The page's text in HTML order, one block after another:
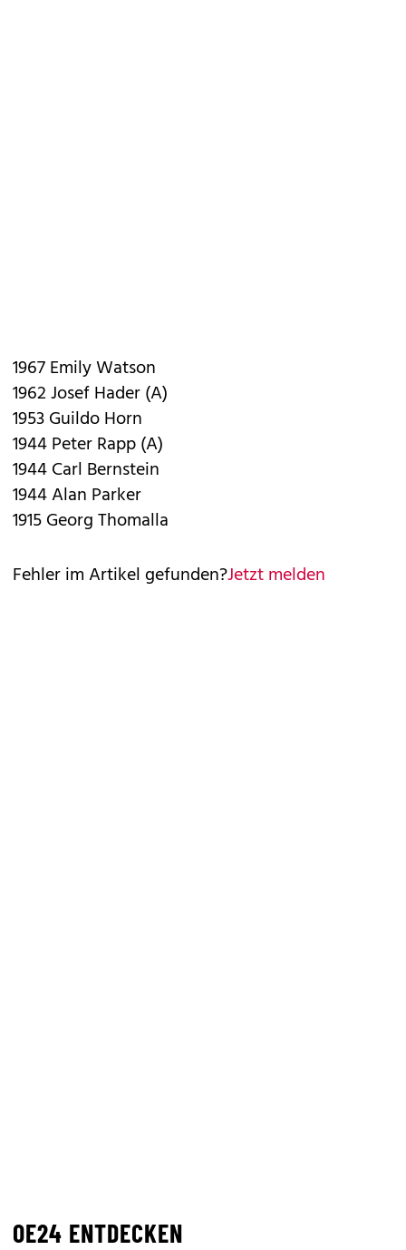
1967 Emily Watson
1962 Josef Hader (A)
1953 Guildo Horn
1944 Peter Rapp (A)
1944 Carl Bernstein
1944 Alan Parker
1915 Georg Thomalla
Fehler im Artikel gefunden?Jetzt melden
OE24 ENTDECKEN